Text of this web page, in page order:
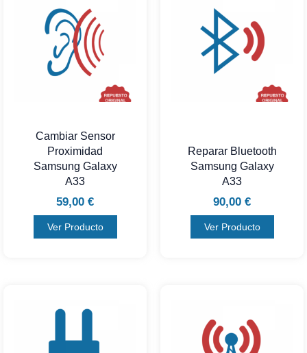
Cambiar Sensor
Proximidad
Samsung Galaxy
A33
59,00 €
Ver Producto
Reparar Bluetooth
Samsung Galaxy
A33
90,00 €
Ver Producto